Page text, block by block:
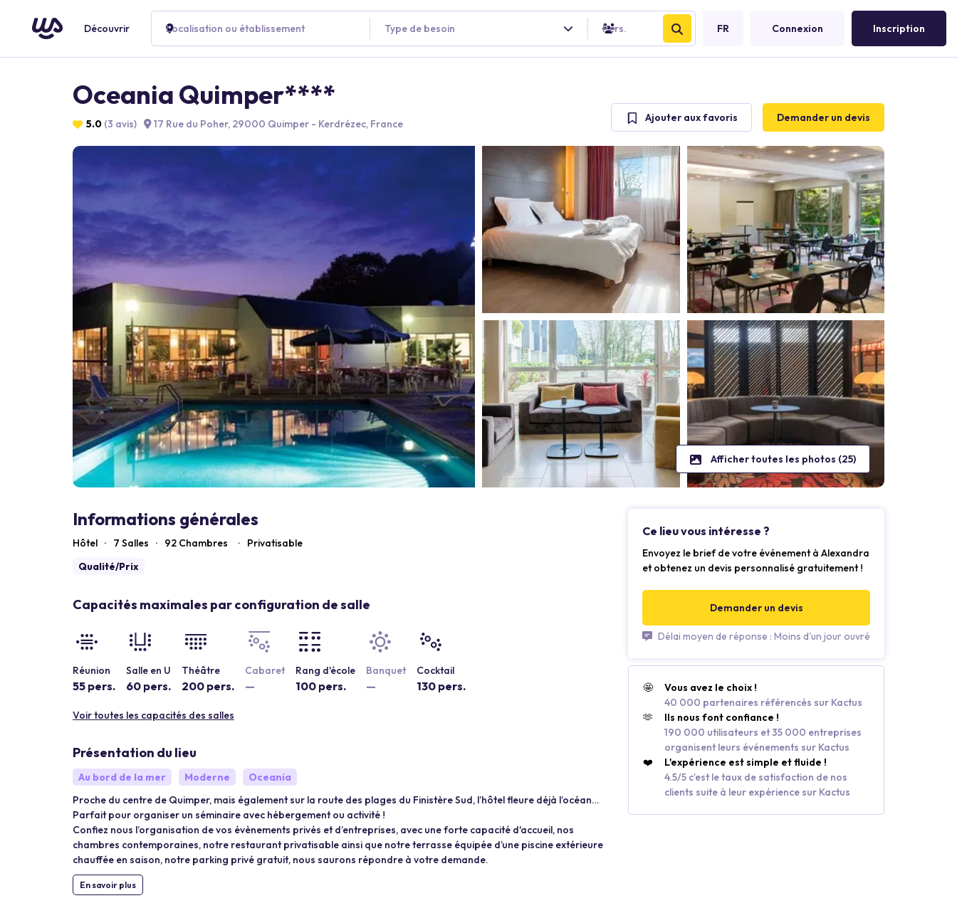
Découvrir Localisation ou établissement Type de besoin Pers. FR Connexion Inscription
Oceania Quimper****
5.0 (3 avis) 17 Rue du Poher, 29000 Quimper - Kerdrézec, France Ajouter aux favoris Demander un devis
Afficher toutes les photos (25)
Informations générales
Hôtel · 7 Salles · 92 Chambres ·
Privatisable
Qualité/Prix
Capacités maximales par configuration de salle
Réunion
55 pers.
Salle en U
60 pers.
Théâtre
200 pers.
Cabaret
—
Rang d'école
100 pers.
Banquet
—
Cocktail
130 pers.
Voir toutes les capacités des salles
Présentation du lieu
Au bord de la mer Moderne
Oceania
Proche du centre de Quimper, mais également sur la route des plages du Finistère Sud, l’hôtel fleure déjà l’océan…
Parfait pour organiser un séminaire avec hébergement ou activité !
Confiez nous l’organisation de vos évènements privés et d’entreprises, avec une forte capacité d'accueil, nos
chambres contemporaines, notre restaurant privatisable ainsi que notre terrasse équipée d’une piscine extérieure
chauffée en saison, notre parking privé gratuit, nous saurons répondre à votre demande.
En savoir plus
Ce lieu vous intéresse ?
Envoyez le brief de votre événement à Alexandra
et obtenez un devis personnalisé gratuitement !
Demander un devis
Délai moyen de réponse : Moins d'un jour ouvré
🤩
Vous avez le choix !
40 000 partenaires référencés sur Kactus
🫶
Ils nous font confiance !
190 000 utilisateurs et 35 000 entreprises
organisent leurs événements sur Kactus
❤️
L'expérience est simple et fluide !
4.5/5 c’est le taux de satisfaction de nos
clients suite à leur expérience sur Kactus